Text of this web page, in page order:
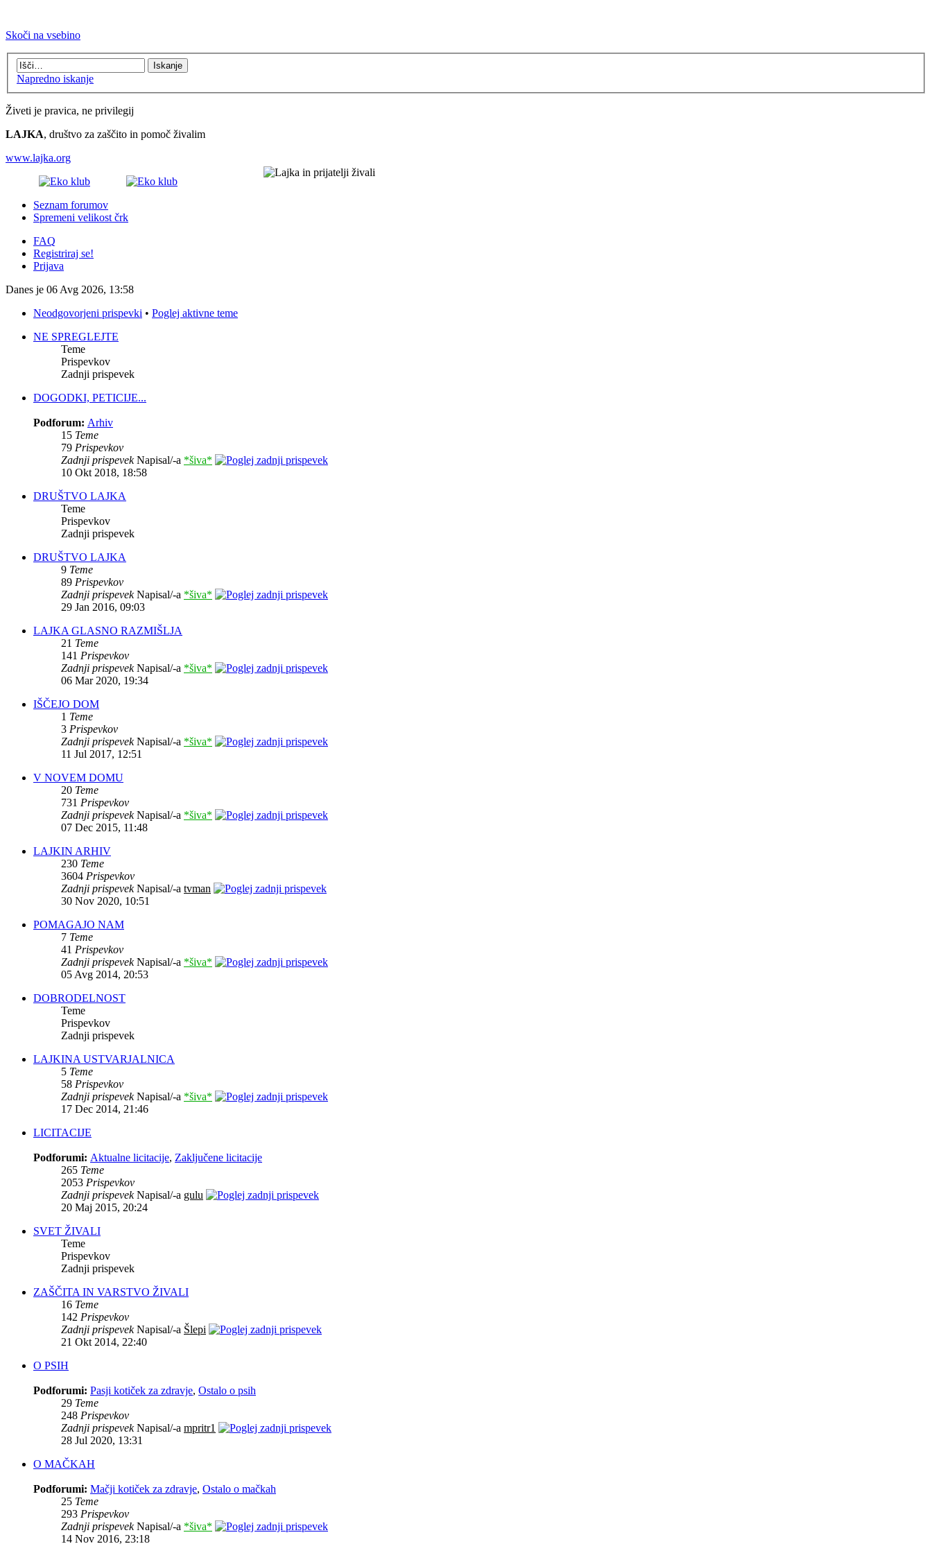
Skoči na vsebino
Napredno iskanje
Živeti je pravica, ne privilegij
LAJKA, društvo za zaščito in pomoč živalim
www.lajka.org
Seznam forumov
Spremeni velikost črk
FAQ
Registriraj se!
Prijava
Danes je 06 Avg 2026, 13:58
Neodgovorjeni prispevki • Poglej aktivne teme
NE SPREGLEJTE
Teme
Prispevkov
Zadnji prispevek
DOGODKI, PETICIJE...
Podforum: Arhiv
15 Teme
79 Prispevkov
Zadnji prispevekNapisal/-a *šiva*
10 Okt 2018, 18:58
DRUŠTVO LAJKA
Teme
Prispevkov
Zadnji prispevek
DRUŠTVO LAJKA
9 Teme
89 Prispevkov
Zadnji prispevekNapisal/-a *šiva*
29 Jan 2016, 09:03
LAJKA GLASNO RAZMIŠLJA
21 Teme
141 Prispevkov
Zadnji prispevekNapisal/-a *šiva*
06 Mar 2020, 19:34
IŠČEJO DOM
1 Teme
3 Prispevkov
Zadnji prispevekNapisal/-a *šiva*
11 Jul 2017, 12:51
V NOVEM DOMU
20 Teme
731 Prispevkov
Zadnji prispevekNapisal/-a *šiva*
07 Dec 2015, 11:48
LAJKIN ARHIV
230 Teme
3604 Prispevkov
Zadnji prispevekNapisal/-a tvman
30 Nov 2020, 10:51
POMAGAJO NAM
7 Teme
41 Prispevkov
Zadnji prispevekNapisal/-a *šiva*
05 Avg 2014, 20:53
DOBRODELNOST
Teme
Prispevkov
Zadnji prispevek
LAJKINA USTVARJALNICA
5 Teme
58 Prispevkov
Zadnji prispevekNapisal/-a *šiva*
17 Dec 2014, 21:46
LICITACIJE
Podforumi: Aktualne licitacije, Zaključene licitacije
265 Teme
2053 Prispevkov
Zadnji prispevekNapisal/-a gulu
20 Maj 2015, 20:24
SVET ŽIVALI
Teme
Prispevkov
Zadnji prispevek
ZAŠČITA IN VARSTVO ŽIVALI
16 Teme
142 Prispevkov
Zadnji prispevekNapisal/-a Šlepi
21 Okt 2014, 22:40
O PSIH
Podforumi: Pasji kotiček za zdravje, Ostalo o psih
29 Teme
248 Prispevkov
Zadnji prispevekNapisal/-a mpritr1
28 Jul 2020, 13:31
O MAČKAH
Podforumi: Mačji kotiček za zdravje, Ostalo o mačkah
25 Teme
293 Prispevkov
Zadnji prispevekNapisal/-a *šiva*
14 Nov 2016, 23:18